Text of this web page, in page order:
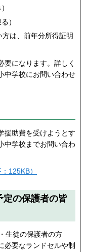
）
は、前年分所得証明
要になります。詳しく
中学校にお問い合わせ
援助費を受けようとす
中学校までお問い合わ
125KB）
定の保護者の皆
生徒の保護者の方
必要なランドセルや制